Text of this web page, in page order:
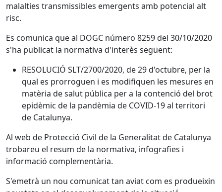
malalties transmissibles emergents amb potencial alt
risc.
Es comunica que al DOGC número 8259 del 30/10/2020
s'ha publicat la normativa d'interès següent:
RESOLUCIÓ SLT/2700/2020, de 29 d'octubre, per la
qual es prorroguen i es modifiquen les mesures en
matèria de salut pública per a la contenció del brot
epidèmic de la pandèmia de COVID-19 al territori
de Catalunya.
Al web de Protecció Civil de la Generalitat de Catalunya
trobareu el resum de la normativa, infografies i
informació complementària.
S'emetrà un nou comunicat tan aviat com es produeixin